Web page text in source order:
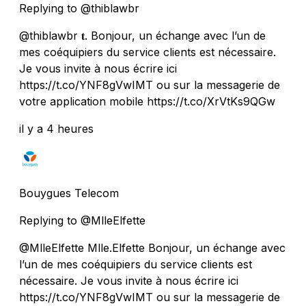
Replying to @thiblawbr
@thiblawbr 𝐭. Bonjour, un échange avec l’un de
mes coéquipiers du service clients est nécessaire.
Je vous invite à nous écrire ici
https://t.co/YNF8gVwIMT ou sur la messagerie de
votre application mobile https://t.co/XrVtKs9QGw
il y a 4 heures
Bouygues Telecom
Replying to @MlleElfette
@MlleElfette Mlle.Elfette Bonjour, un échange avec
l’un de mes coéquipiers du service clients est
nécessaire. Je vous invite à nous écrire ici
https://t.co/YNF8gVwIMT ou sur la messagerie de